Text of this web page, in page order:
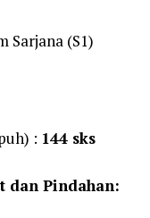
Sarjana (S1)
: 144 sks
dan Pindahan: